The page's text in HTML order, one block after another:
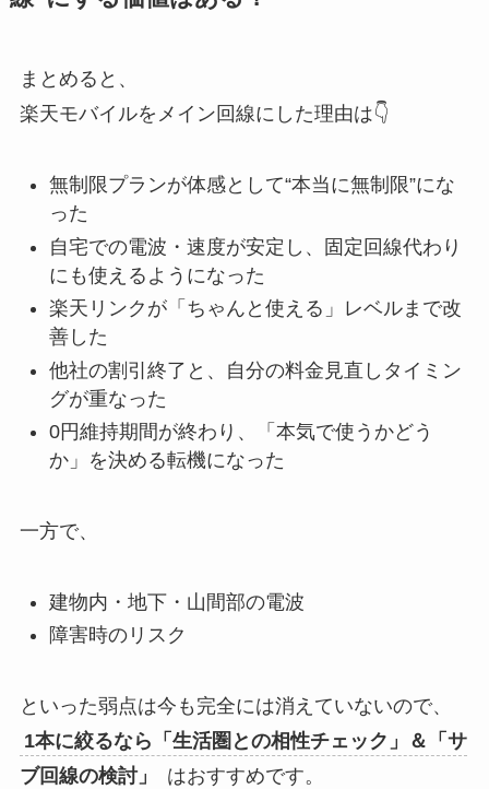
まとめると、
楽天モバイルをメイン回線にした理由は👇
無制限プランが体感として“本当に無制限”にな
った
自宅での電波・速度が安定し、固定回線代わり
にも使えるようになった
楽天リンクが「ちゃんと使える」レベルまで改
善した
他社の割引終了と、自分の料金見直しタイミン
グが重なった
0円維持期間が終わり、「本気で使うかどう
か」を決める転機になった
一方で、
建物内・地下・山間部の電波
障害時のリスク
といった弱点は今も完全には消えていないので、
1本に絞るなら「生活圏との相性チェック」＆「サ
ブ回線の検討」
はおすすめです。